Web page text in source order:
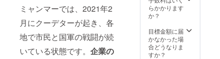
ミャンマーでは、2021年2
月にクーデターが起き、各
地で市民と国軍の戦闘が続
いている状態です。 企業の
お送り
③④⑤2
022年4
月頃、
べセッ
トで
地の異
なる
ミャン
マー
招待し
ます。
型で、
一緒に
交流を
しま
⑦オン
ライン
告会へ
のご招
待
（2022
予定）
（配送
内に限
る） ⑤
ミャン
マー留
らかかります
か？
目標金額に届
かなかった場
合どうなりま
すか？